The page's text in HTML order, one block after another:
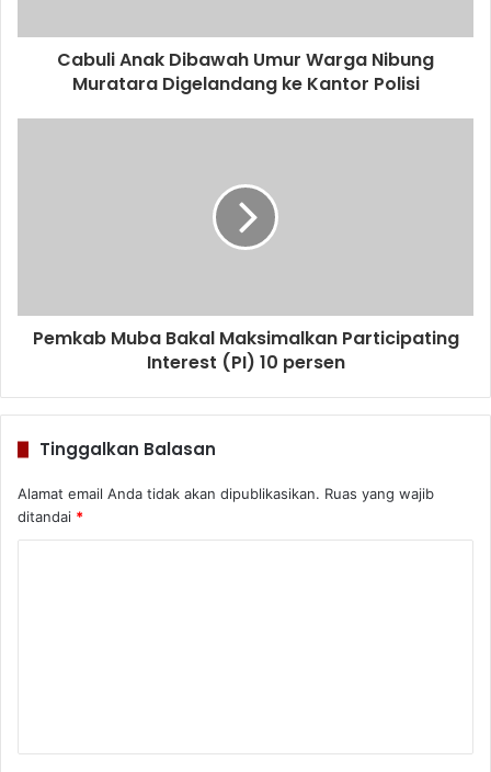
Cabuli Anak Dibawah Umur Warga Nibung
Muratara Digelandang ke Kantor Polisi
Pemkab Muba Bakal Maksimalkan Participating
Interest (PI) 10 persen
Tinggalkan Balasan
Alamat email Anda tidak akan dipublikasikan. Ruas yang wajib
ditandai *
a